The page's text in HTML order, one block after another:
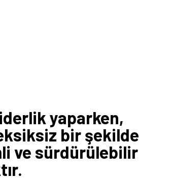
yaparken,
bir şekilde
ve sürdürülebilir